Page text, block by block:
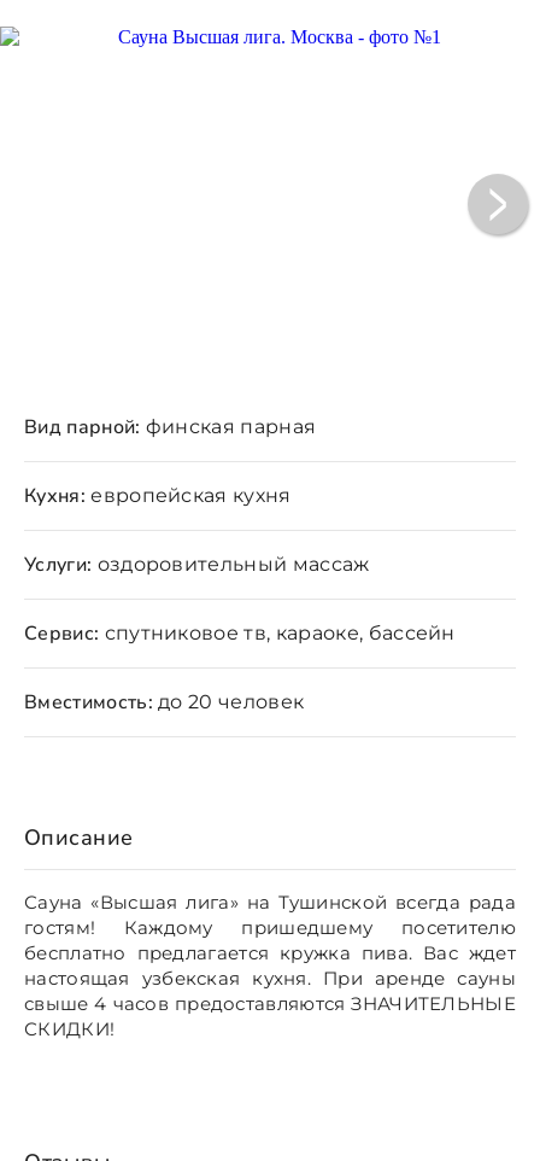
Описание
Сауна «Высшая лига» на Тушинской всегда рада
гостям! Каждому пришедшему посетителю
бесплатно предлагается кружка пива. Вас ждет
настоящая узбекская кухня. При аренде сауны
свыше 4 часов предоставляются ЗНАЧИТЕЛЬНЫЕ
СКИДКИ!
Вид парной: финская парная
Кухня: европейская кухня
Услуги: оздоровительный массаж
Сервис: спутниковое тв, караоке, бассейн
Вместимость: до 20 человек